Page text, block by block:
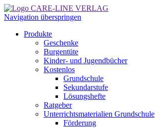
Navigation überspringen
Produkte
Geschenke
Burgentüte
Kinder- und Jugendbücher
Kostenlos
Grundschule
Sekundarstufe
Lösungshefte
Ratgeber
Unterrichtsmaterialien Grundschule
Förderung